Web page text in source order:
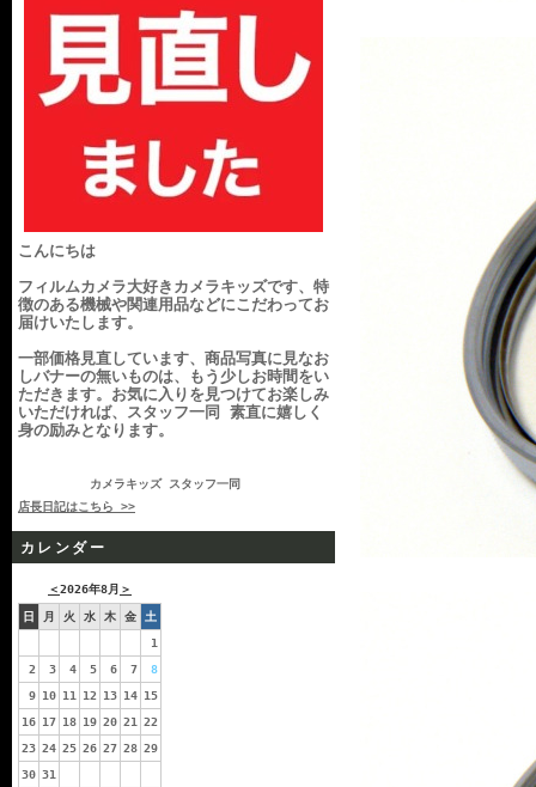
こんにちは
フィルムカメラ大好きカメラキッズです、特
徴のある機械や関連用品などにこだわってお
届けいたします。
一部価格見直しています、商品写真に見なお
しバナーの無いものは、もう少しお時間をい
ただきます。お気に入りを見つけてお楽しみ
いただければ、スタッフ一同 素直に嬉しく
身の励みとなります。
カメラキッズ スタッフ一同
店長日記はこちら >>
カレンダー
＜2026年8月 ＞
日 月 火 水 木 金
土
1
2
3 4 5 6 7
8
9 10 11 12 13 14 15
16 17 18 19 20 21
22
23 24 25 26 27 28 29
30 31